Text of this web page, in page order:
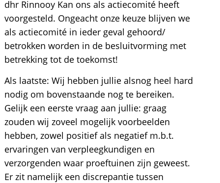
dhr Rinnooy Kan ons als actiecomité heeft
voorgesteld. Ongeacht onze keuze blijven we
als actiecomité in ieder geval gehoord/
betrokken worden in de besluitvorming met
betrekking tot de toekomst!
Als laatste: Wij hebben jullie alsnog heel hard
nodig om bovenstaande nog te bereiken.
Gelijk een eerste vraag aan jullie: graag
zouden wij zoveel mogelijk voorbeelden
hebben, zowel positief als negatief m.b.t.
ervaringen van verpleegkundigen en
verzorgenden waar proeftuinen zijn geweest.
Er zit namelijk een discrepantie tussen